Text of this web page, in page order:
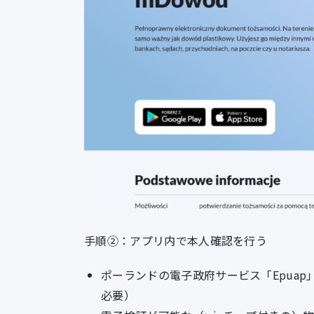
手順②：アプリ内で本人確認を行う
ポーランドの電子政府サービス「Epuap
必要）